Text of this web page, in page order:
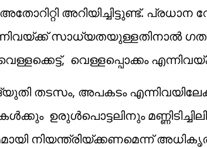
അറിയിച്ചിട്ടുണ്ട്. പ്രധാന
സാധ്യതയുള്ളതിനാൽ
വെള്ളക്കെട്ട്, വെള്ളപ്പൊക്കം
തടസം, അപകടം എന്നിവയിലേക്ക്
ഉരുൾപൊട്ടലിനും
നിയന്ത്രിയ്ക്കണമെന്ന്